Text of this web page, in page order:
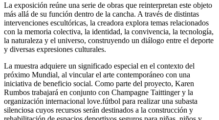
La exposición reúne una serie de obras que reinterpretan este objeto
más allá de su función dentro de la cancha. A través de distintas
intervenciones escultóricas, la creadora explora temas relacionados
con la memoria colectiva, la identidad, la convivencia, la tecnología,
la naturaleza y el universo, construyendo un diálogo entre el deporte
y diversas expresiones culturales.
La muestra adquiere un significado especial en el contexto del
próximo Mundial, al vincular el arte contemporáneo con una
iniciativa de beneficio social. Como parte del proyecto, Karen
Rumbos trabajará en conjunto con Champagne Taittinger y la
organización internacional love.fútbol para realizar una subasta
silenciosa cuyos recursos serán destinados a la construcción y